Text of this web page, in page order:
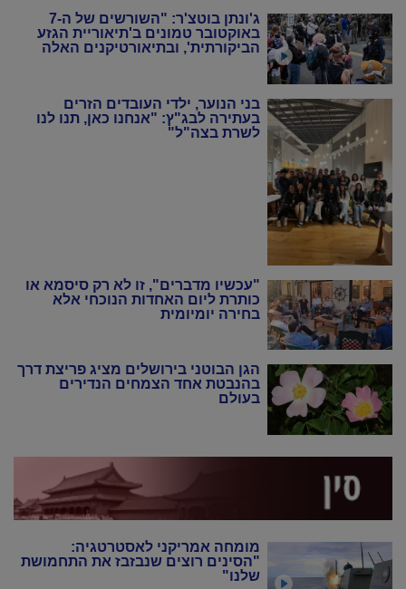
ג'ונתן בוטצ'ר: "השורשים של ה-7
באוקטובר טמונים ב'תיאוריית הגזע
הביקורתית', ובתיאורטיקנים האלה
בני הנוער, ילדי העובדים הזרים
בעתירה לבג"ץ: "אנחנו כאן, תנו לנו
לשרת בצה"ל"
"עכשיו מדברים", זו לא רק סיסמא או
כותרת ליום האחדות הנוכחי אלא
בחירה יומיומית
הגן הבוטני בירושלים מציג פריצת דרך
בהנבטת אחד הצמחים הנדירים
בעולם
מומחה אמריקני לאסטרטגיה:
"הסינים רוצים שנבזבז את התחמושת
שלנו"